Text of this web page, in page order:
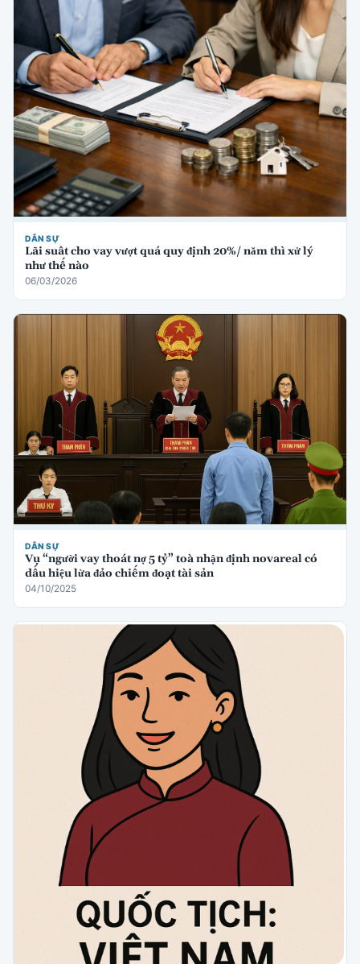
DÂN SỰ
Lãi suất cho vay vượt quá quy định 20%/ năm thì xử lý
như thế nào
06/03/2026
DÂN SỰ
Vụ “người vay thoát nợ 5 tỷ” toà nhận định novareal có
dấu hiệu lừa đảo chiếm đoạt tài sản
04/10/2025